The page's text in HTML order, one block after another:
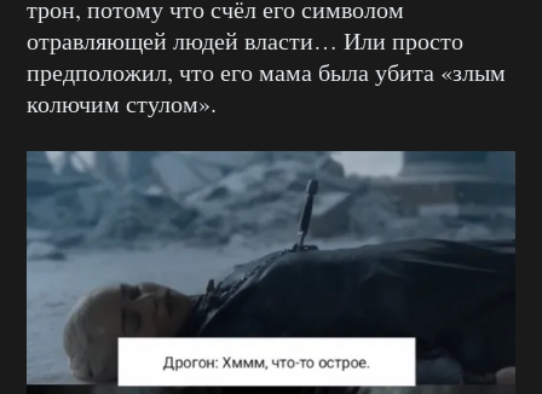
трон, потому что счёл его символом
отравляющей людей власти… Или просто
предположил, что его мама была убита «злым
колючим стулом».